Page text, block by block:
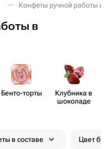
Конфеты ручной работы в
в
Бенто​-торты
Клубника в
шоколаде
в составе Цвет